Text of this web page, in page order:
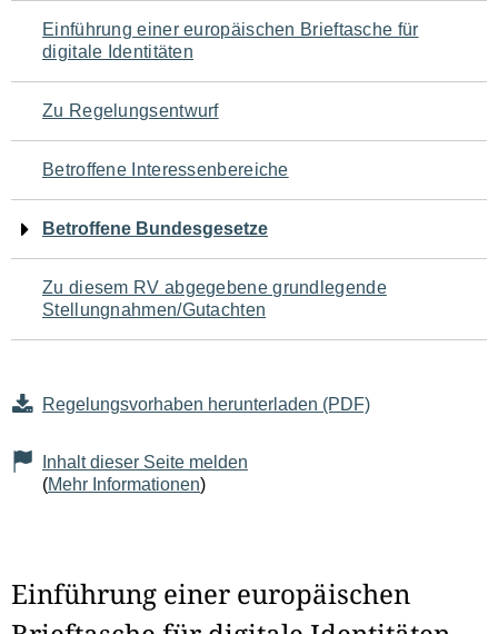
Navigation
für
den
Seiteninhalt
Einführung einer europäischen Brieftasche für
digitale Identitäten
Zu Regelungsentwurf
Betroffene Interessenbereiche
Betroffene Bundesgesetze
Zu diesem RV abgegebene grundlegende
Stellungnahmen/Gutachten
Regelungsvorhaben herunterladen (PDF)
Inhalt dieser Seite melden
(Mehr Informationen)
Einführung einer europäischen